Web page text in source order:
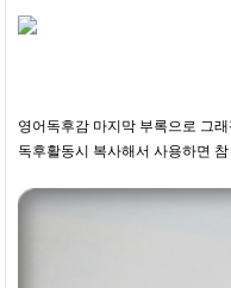
영어독후감 마지막 부록으로 그
독후활동시 복사해서 ​사용하면